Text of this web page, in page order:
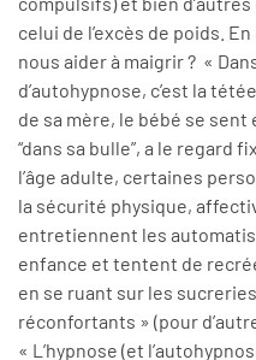
celui de l’excès de poids.
nous aider à maigrir ? «
d’auto­hypnose, c’est la
de sa mère, le bébé se
“dans sa bulle”, a le regard
l’âge adulte, certaines
la sécurité physique,
entretiennent les
enfance et tentent de
en se ruant sur les
réconfortants » (pour
« L’hypnose (et